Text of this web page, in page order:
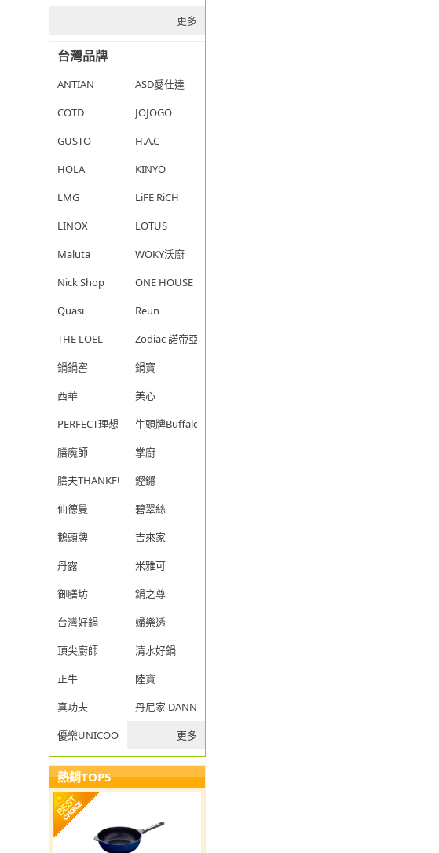
更多
台灣品牌
ANTIAN
ASD愛仕達
COTD
JOJOGO
GUSTO
H.A.C
HOLA
KINYO
LMG
LiFE RiCH
LINOX
LOTUS
Maluta
WOKY沃廚
Nick Shop
ONE HOUSE
Quasi
Reun
THE LOEL
Zodiac 諾帝亞
鍋鍋窖
鍋寶
西華
美心
PERFECT理想
牛頭牌Buffalo
膳魔師
掌廚
膳夫THANKFUL
鏗鏘
仙德曼
碧翠絲
鵝頭牌
吉來家
丹露
米雅可
御膳坊
鍋之尊
台灣好鍋
婦樂透
頂尖廚師
清水好鍋
正牛
陸寶
真功夫
丹尼家 DANNY JIA
優樂UNICOOK
更多
熱銷TOP5